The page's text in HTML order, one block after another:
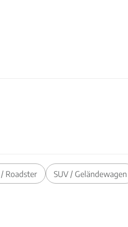
Roadster SUV / Geländewagen